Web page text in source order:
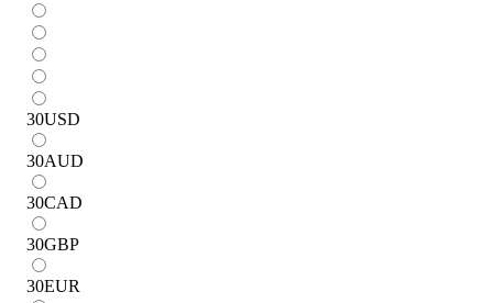
30USD
30AUD
30CAD
30GBP
30EUR